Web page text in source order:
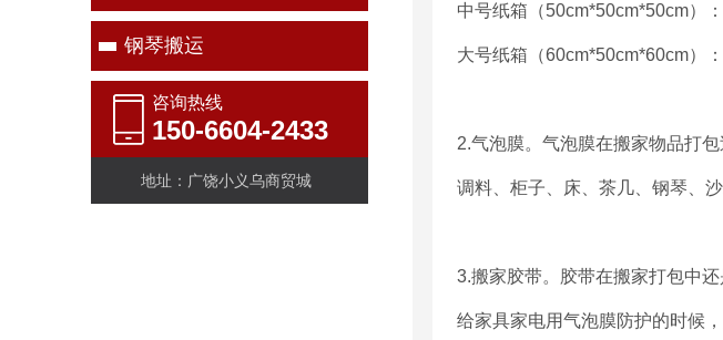
钢琴搬运
咨询热线
150-6604-2433
地址：广饶小义乌商贸城
中号纸箱（50cm*50cm*50cm）
大号纸箱（60cm*50cm*60cm）
2.气泡膜。气泡膜在搬家物品打
调料、柜子、床、茶几、钢琴、
3.搬家胶带。胶带在搬家打包中
给家具家电用气泡膜防护的时候